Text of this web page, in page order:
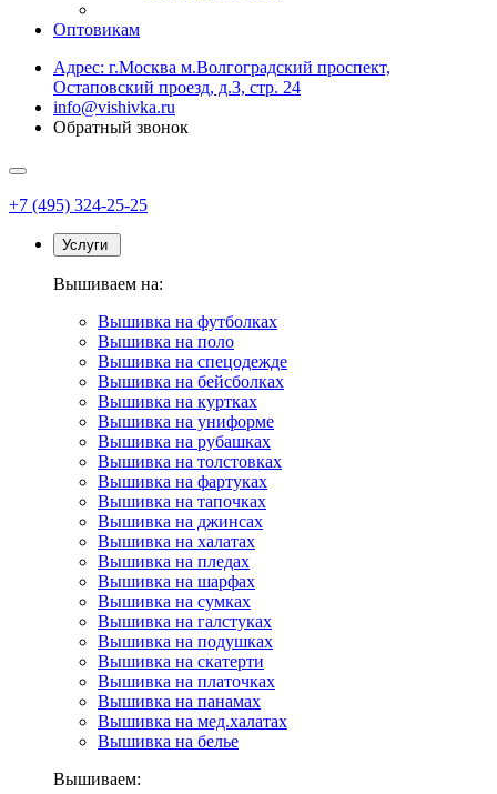
Оптовикам
Адрес: г.Москва м.Волгоградский проспект,
Остаповский проезд, д.3, стр. 24
info@vishivka.ru
Обратный звонок
+7 (495) 324-25-25
Услуги
Вышиваем на:
Вышивка на футболках
Вышивка на поло
Вышивка на спецодежде
Вышивка на бейсболках
Вышивка на куртках
Вышивка на униформе
Вышивка на рубашках
Вышивка на толстовках
Вышивка на фартуках
Вышивка на тапочках
Вышивка на джинсах
Вышивка на халатах
Вышивка на пледах
Вышивка на шарфах
Вышивка на сумках
Вышивка на галстуках
Вышивка на подушках
Вышивка на скатерти
Вышивка на платочках
Вышивка на панамах
Вышивка на мед.халатах
Вышивка на белье
Вышиваем: